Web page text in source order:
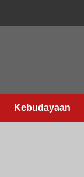
Kebudayaan